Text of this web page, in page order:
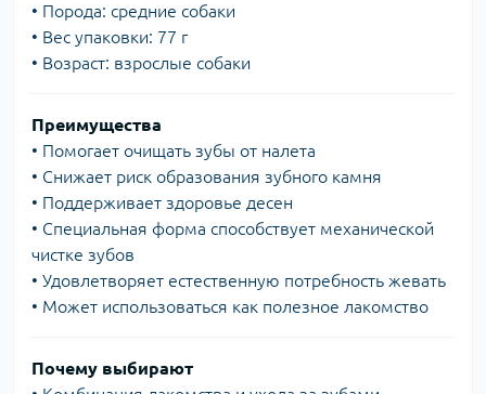
• Порода: средние собаки
• Вес упаковки: 77 г
• Возраст: взрослые собаки
Преимущества
• Помогает очищать зубы от налета
• Снижает риск образования зубного камня
• Поддерживает здоровье десен
• Специальная форма способствует механической
чистке зубов
• Удовлетворяет естественную потребность жевать
• Может использоваться как полезное лакомство
Почему выбирают